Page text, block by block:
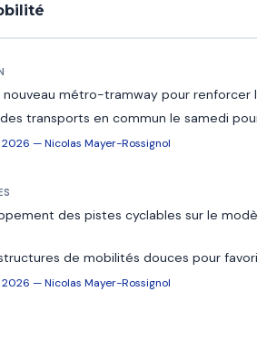
métro-tramway pour renforcer
transports en commun le samedi
— Nicolas Mayer-Rossignol
des pistes cyclables sur le
de mobilités douces pour
— Nicolas Mayer-Rossignol